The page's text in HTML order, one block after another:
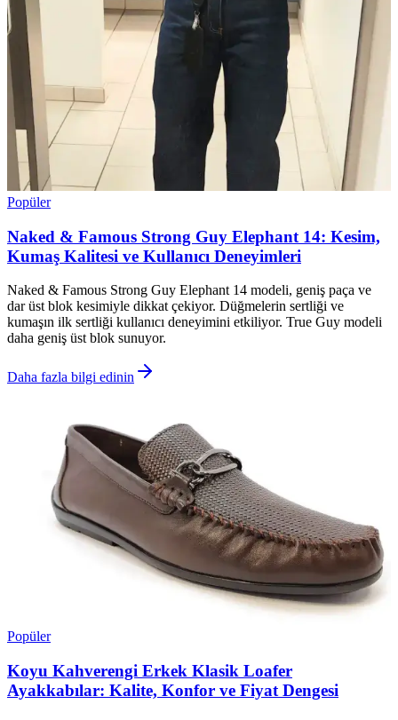
Popüler
Naked & Famous Strong Guy Elephant 14: Kesim,
Kumaş Kalitesi ve Kullanıcı Deneyimleri
Naked & Famous Strong Guy Elephant 14 modeli, geniş paça ve
dar üst blok kesimiyle dikkat çekiyor. Düğmelerin sertliği ve
kumaşın ilk sertliği kullanıcı deneyimini etkiliyor. True Guy modeli
daha geniş üst blok sunuyor.
Daha fazla bilgi edinin
Popüler
Koyu Kahverengi Erkek Klasik Loafer
Ayakkabılar: Kalite, Konfor ve Fiyat Dengesi